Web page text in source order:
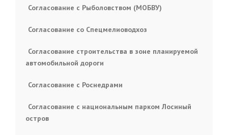
Согласование с Рыболовством (МОБВУ)
Согласование со Спецмелиоводхоз
Согласование строительства в зоне планируемой
автомобильной дороги
Согласование с Роснедрами
Согласование с национальным парком Лосиный
остров